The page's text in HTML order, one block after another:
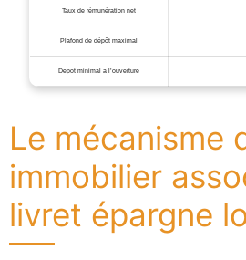
Taux de rémunération net
Plafond de dépôt maximal
Dépôt minimal à l’ouverture
Le mécanisme
immobilier
livret épargne